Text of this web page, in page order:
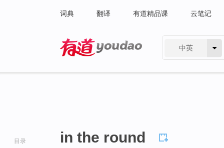
词典 翻译 有道精品课 云笔记
中英
目录 in the round